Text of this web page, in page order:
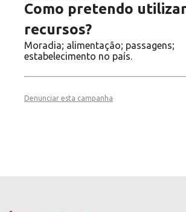
Como pretendo
recursos?
Moradia; alimentação; passagens;
estabelecimento no país.
Denunciar esta campanha